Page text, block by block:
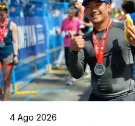
4 Ago 2026